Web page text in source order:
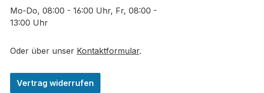
Mo-Do, 08:00 - 16:00 Uhr, Fr, 08:00 -
13:00 Uhr
Oder über unser Kontaktformular.
Vertrag widerrufen